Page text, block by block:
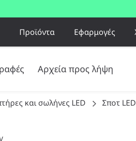
Προϊόντα Εφαρμογές
Αρχεία προς λήψη
και σωλήνες LED Σποτ LED